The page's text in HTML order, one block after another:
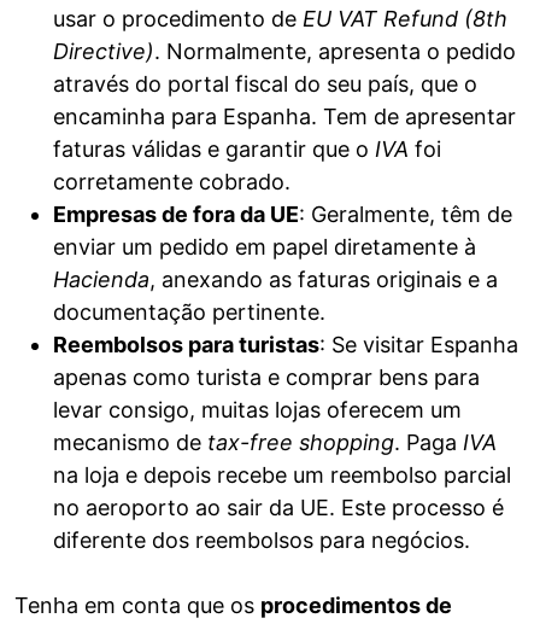
usar o procedimento de EU VAT Refund (8th
Directive). Normalmente, apresenta o pedido
através do portal fiscal do seu país, que o
encaminha para Espanha. Tem de apresentar
faturas válidas e garantir que o IVA foi
corretamente cobrado.
Empresas de fora da UE: Geralmente, têm de
enviar um pedido em papel diretamente à
Hacienda, anexando as faturas originais e a
documentação pertinente.
Reembolsos para turistas: Se visitar Espanha
apenas como turista e comprar bens para
levar consigo, muitas lojas oferecem um
mecanismo de tax-free shopping. Paga IVA
na loja e depois recebe um reembolso parcial
no aeroporto ao sair da UE. Este processo é
diferente dos reembolsos para negócios.
Tenha em conta que os procedimentos de